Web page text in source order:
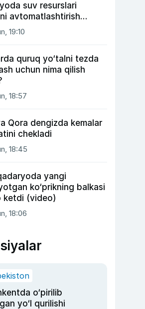
suv resurslari
avtomatlashtirish
ishlab chiqishni
19:10
quruq yo‘talni tezda
uchun nima qilish
18:57
Qora dengizda kemalar
chekladi
18:45
yangi
ko‘prikning balkasi
ketdi (video)
18:06
o‘pirilib
yo‘l qurilishi